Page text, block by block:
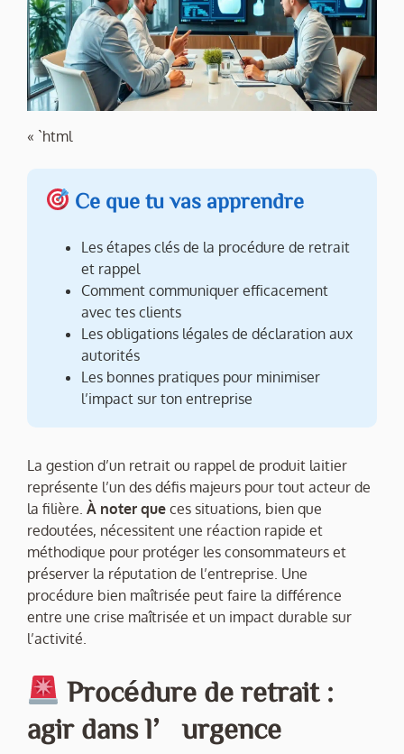
« `html
Ce que tu vas apprendre
Les étapes clés de la procédure de retrait
et rappel
Comment communiquer efficacement
avec tes clients
Les obligations légales de déclaration aux
autorités
Les bonnes pratiques pour minimiser
l’impact sur ton entreprise
La gestion d’un retrait ou rappel de produit laitier
représente l’un des défis majeurs pour tout acteur de
la filière. À noter que ces situations, bien que
redoutées, nécessitent une réaction rapide et
méthodique pour protéger les consommateurs et
préserver la réputation de l’entreprise. Une
procédure bien maîtrisée peut faire la différence
entre une crise maîtrisée et un impact durable sur
l’activité.
Procédure de retrait :
agir dans l’urgence